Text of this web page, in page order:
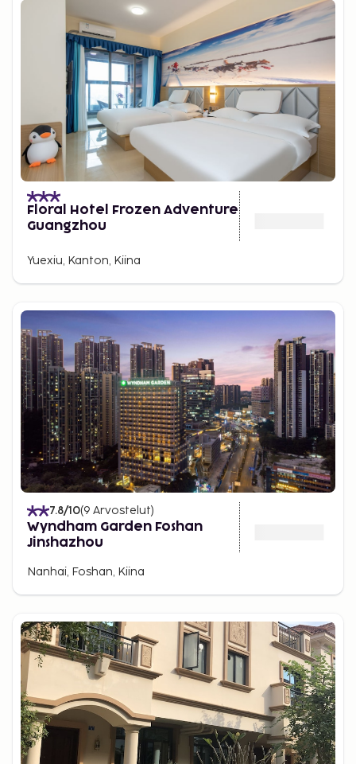
Floral Hotel Frozen Adventure
Guangzhou
Yuexiu, Kanton, Kiina
7.8/10(9 Arvostelut)
Wyndham Garden Foshan
Jinshazhou
Nanhai, Foshan, Kiina